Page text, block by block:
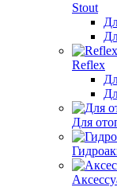
Stout
Reflex
Для